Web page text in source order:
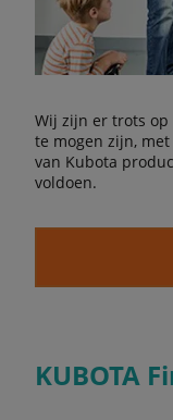
Wij zijn er trots
te mogen zijn,
van Kubota
voldoen.
KUBOTA